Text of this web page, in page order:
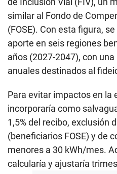
similar al Fondo de
(FOSE). Con esta figura,
aporte en seis regiones
años (2027-2047), con
anuales destinados al
Para evitar impactos en la
incorporaría como
1,5% del recibo, exclusión
(beneficiarios FOSE) y de
menores a 30 kWh/mes.
calcularía y ajustaría